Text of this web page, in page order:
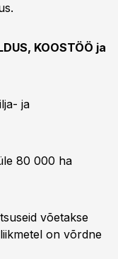
KOOSTÖÖ ja
ja
80 000 ha
võetakse
on võrdne